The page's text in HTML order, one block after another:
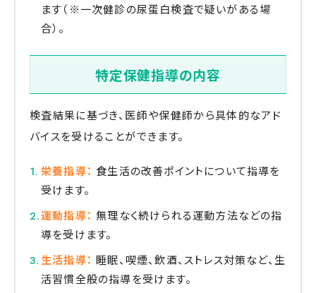
ます（※一次健診の尿蛋白検査で疑いがある場
合）。
特定保健指導の内容
検査結果に基づき、医師や保健師から具体的なアド
バイスを受けることができます。
栄養指導： 食生活の改善ポイントについて指導を
受けます。
運動指導： 無理なく続けられる運動方法などの指
導を受けます。
生活指導： 睡眠、喫煙、飲酒、ストレス対策など、生
活習慣全般の指導を受けます。